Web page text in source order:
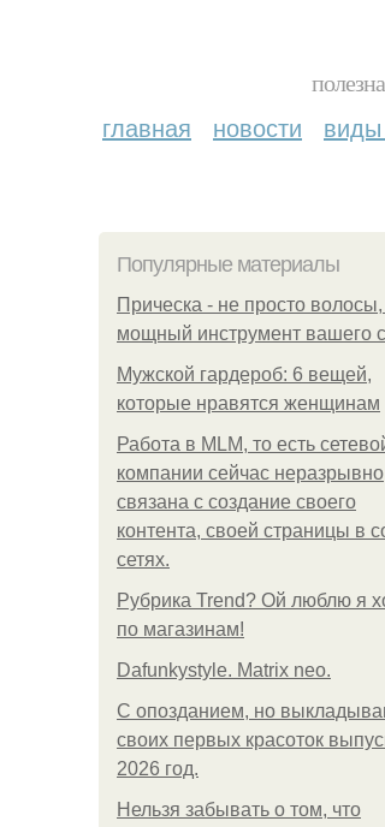
главная новости
Популярные материалы
Прическа - не просто волосы,
мощный инструмент вашего
Мужской гардероб: 6 вещей,
которые нравятся женщинам
Работа в MLM, то есть
компании сейчас неразрывно
связана с создание своего
контента, своей страницы в
сетях.
Рубрика Trend? Ой люблю я
по магазинам!
Dafunkystyle. Matrix neo.
С опозданием, но
своих первых красоток
2026 год.
Нельзя забывать о том, что